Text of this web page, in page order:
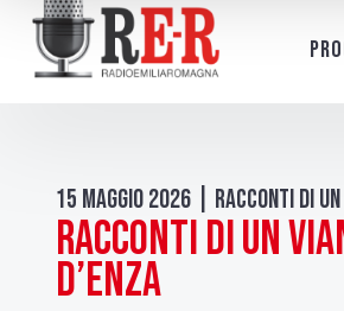
15 Maggio 2026 | Racconti di
Racconti di un
D’Enza